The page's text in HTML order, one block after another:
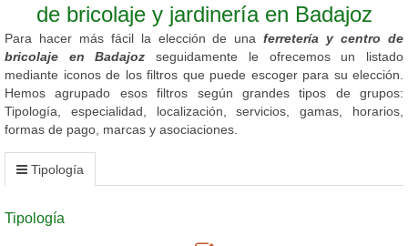
de bricolaje y jardinería en Badajoz
Para hacer más fácil la elección de unaferretería y centro de
bricolaje en Badajoz seguidamente le ofrecemos un listado
mediante iconos de los filtros que puede escoger para su elección.
Hemos agrupado esos filtros según grandes tipos de grupos:
Tipología, especialidad, localización, servicios, gamas, horarios,
formas de pago, marcas y asociaciones.
Tipología
Tipología